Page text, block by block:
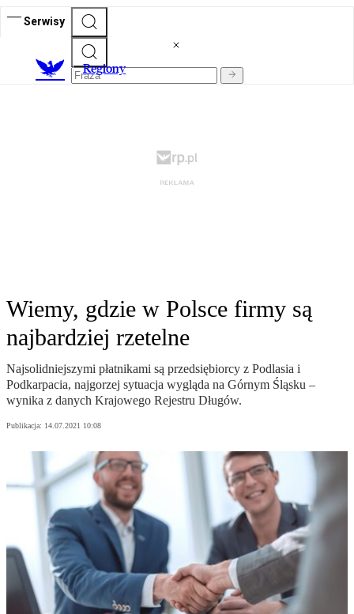
Serwisy
Regiony
Wiemy, gdzie w Polsce firmy są
najbardziej rzetelne
Najsolidniejszymi płatnikami są przedsiębiorcy z Podlasia i
Podkarpacia, najgorzej sytuacja wygląda na Górnym Śląsku –
wynika z danych Krajowego Rejestru Długów.
Publikacja: 14.07.2021 10:08